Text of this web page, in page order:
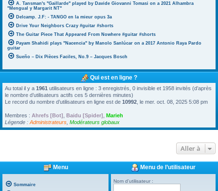
A. Tansman's "Gaillarde" played by Davide Giovanni Tomasi on a 2021 Alhambra
"Mengual y Margarit NT"
Delcamp. J.F: - TANGO en la mieur opus 3a
Drive Your Neighbors Crazy #guitar #shorts
The Guitar Piece That Appeared From Nowhere #guitar #shorts
Payam Shahidi plays "Nacencia" by Manolo Sanlúcar on a 2017 Antonio Raya Pardo
guitar
Sueño – Dix Pièces Faciles, No.9 – Jacques Bosch
Qui est en ligne ?
Au total il y a 1961 utilisateurs en ligne : 3 enregistrés, 0 invisible et 1958 invités (d’après
le nombre d’utilisateurs actifs ces 5 dernières minutes)
Le record du nombre d’utilisateurs en ligne est de 10992 , le mer. oct. 08, 2025 5:08 pm
Membres : Ahrefs [Bot] Baidu [Spider] Marieh
Légende : Administrateurs Modérateurs globaux
Aller à
Menu
Sommaire
Menu de l’utilisateur
Nom d’utilisateur :